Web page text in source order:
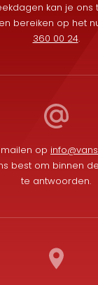
kan je ons
bereiken op het
360 00 24.
op
best om binnen
te antwoorden.